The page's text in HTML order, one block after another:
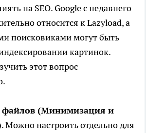
на SEO. Google с недавнего
относится к Lazyload, а
поисковиками могут быть
картинок.
этот вопрос
(Минимизация и
. Можно настроить отдельно для